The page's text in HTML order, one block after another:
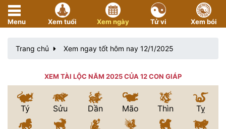
Menu Xem tuổi Xem ngày Tử vi Xem bói
Trang chủ Xem ngay tốt hôm nay 12/1/2025
XEM TÀI LỘC NĂM 2025 CỦA 12 CON GIÁP
Tý Sửu Dần Mão Thìn Tỵ